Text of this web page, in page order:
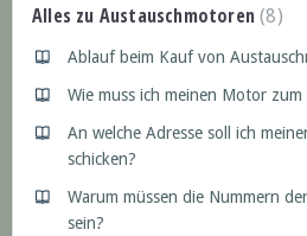
Alles zu Austauschmotoren 8
Ablauf beim Kauf von
Wie muss ich meinen Motor
An welche Adresse soll ich
schicken?
Warum müssen die Nummern
sein?